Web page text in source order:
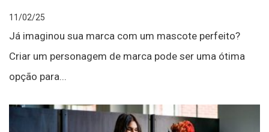
11/02/25
Já imaginou sua marca com um mascote perfeito?
Criar um personagem de marca pode ser uma ótima
opção para...